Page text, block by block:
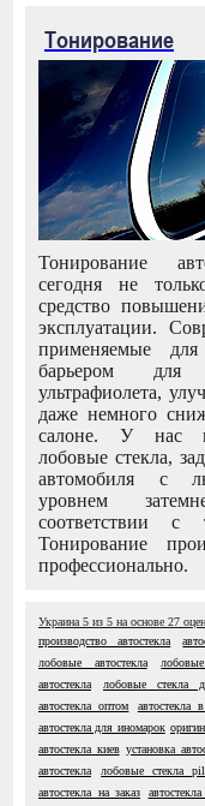
Тонирование
Тонирование
сегодня не
средство
эксплуатации.
применяемые
барьером для
ультрафиолета,
даже немного
салоне. У нас
лобовые стекла,
автомобиля с
уровнем
соответствии с
Тонирование
профессионально.
Украина 5 из 5 на основе 27
производство автостекла
лобовые автостекла
автостекла
лобовые стекла
автостекла оптом
автостекла
автостекла для иномарок
автостекла киев установка
автостекла
лобовые стекла
автостекла на заказ